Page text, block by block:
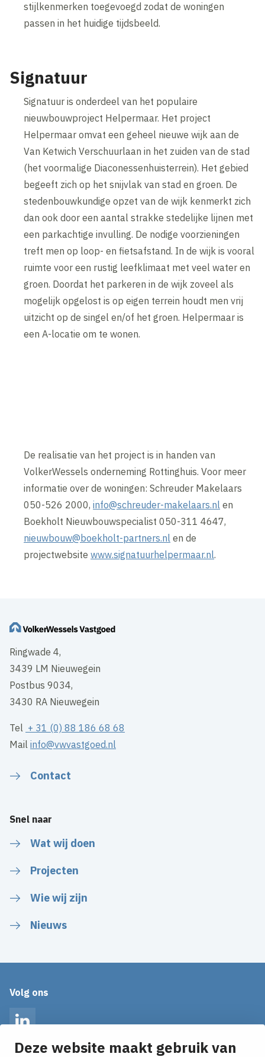
Deze website maakt gebruik van
stijlkenmerken toegevoegd zodat de woningen
passen in het huidige tijdsbeeld.
Signatuur
Signatuur is onderdeel van het populaire
nieuwbouwproject Helpermaar. Het project
Helpermaar omvat een geheel nieuwe wijk aan de
Van Ketwich Verschuurlaan in het zuiden van de stad
(het voormalige Diaconessenhuisterrein). Het gebied
begeeft zich op het snijvlak van stad en groen. De
stedenbouwkundige opzet van de wijk kenmerkt zich
dan ook door een aantal strakke stedelijke lijnen met
een parkachtige invulling. De nodige voorzieningen
treft men op loop- en fietsafstand. In de wijk is vooral
ruimte voor een rustig leefklimaat met veel water en
groen. Doordat het parkeren in de wijk zoveel als
mogelijk opgelost is op eigen terrein houdt men vrij
uitzicht op de singel en/of het groen. Helpermaar is
een A-locatie om te wonen.
De realisatie van het project is in handen van
VolkerWessels onderneming Rottinghuis. Voor meer
informatie over de woningen: Schreuder Makelaars
050-526 2000,info@schreuder-makelaars.nl en
Boekholt Nieuwbouwspecialist 050-311 4647,
nieuwbouw@boekholt-partners.nl en de
projectwebsitewww.signatuurhelpermaar.nl.
Ringwade 4,
3439 LM Nieuwegein
Postbus 9034,
3430 RA Nieuwegein
Tel + 31 (0) 88 186 68 68
Mailinfo@vwvastgoed.nl
Contact
Snel naar
Wat wij doen
Projecten
Wie wij zijn
Nieuws
Volg ons